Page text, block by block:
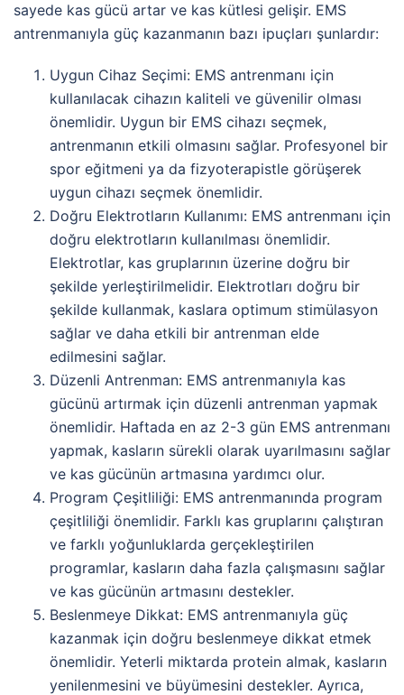
sayede kas gücü artar ve kas kütlesi gelişir. EMS
antrenmanıyla güç kazanmanın bazı ipuçları şunlardır:
Uygun Cihaz Seçimi: EMS antrenmanı için
kullanılacak cihazın kaliteli ve güvenilir olması
önemlidir. Uygun bir EMS cihazı seçmek,
antrenmanın etkili olmasını sağlar. Profesyonel bir
spor eğitmeni ya da fizyoterapistle görüşerek
uygun cihazı seçmek önemlidir.
Doğru Elektrotların Kullanımı: EMS antrenmanı için
doğru elektrotların kullanılması önemlidir.
Elektrotlar, kas gruplarının üzerine doğru bir
şekilde yerleştirilmelidir. Elektrotları doğru bir
şekilde kullanmak, kaslara optimum stimülasyon
sağlar ve daha etkili bir antrenman elde
edilmesini sağlar.
Düzenli Antrenman: EMS antrenmanıyla kas
gücünü artırmak için düzenli antrenman yapmak
önemlidir. Haftada en az 2-3 gün EMS antrenmanı
yapmak, kasların sürekli olarak uyarılmasını sağlar
ve kas gücünün artmasına yardımcı olur.
Program Çeşitliliği: EMS antrenmanında program
çeşitliliği önemlidir. Farklı kas gruplarını çalıştıran
ve farklı yoğunluklarda gerçekleştirilen
programlar, kasların daha fazla çalışmasını sağlar
ve kas gücünün artmasını destekler.
Beslenmeye Dikkat: EMS antrenmanıyla güç
kazanmak için doğru beslenmeye dikkat etmek
önemlidir. Yeterli miktarda protein almak, kasların
yenilenmesini ve büyümesini destekler. Ayrıca,